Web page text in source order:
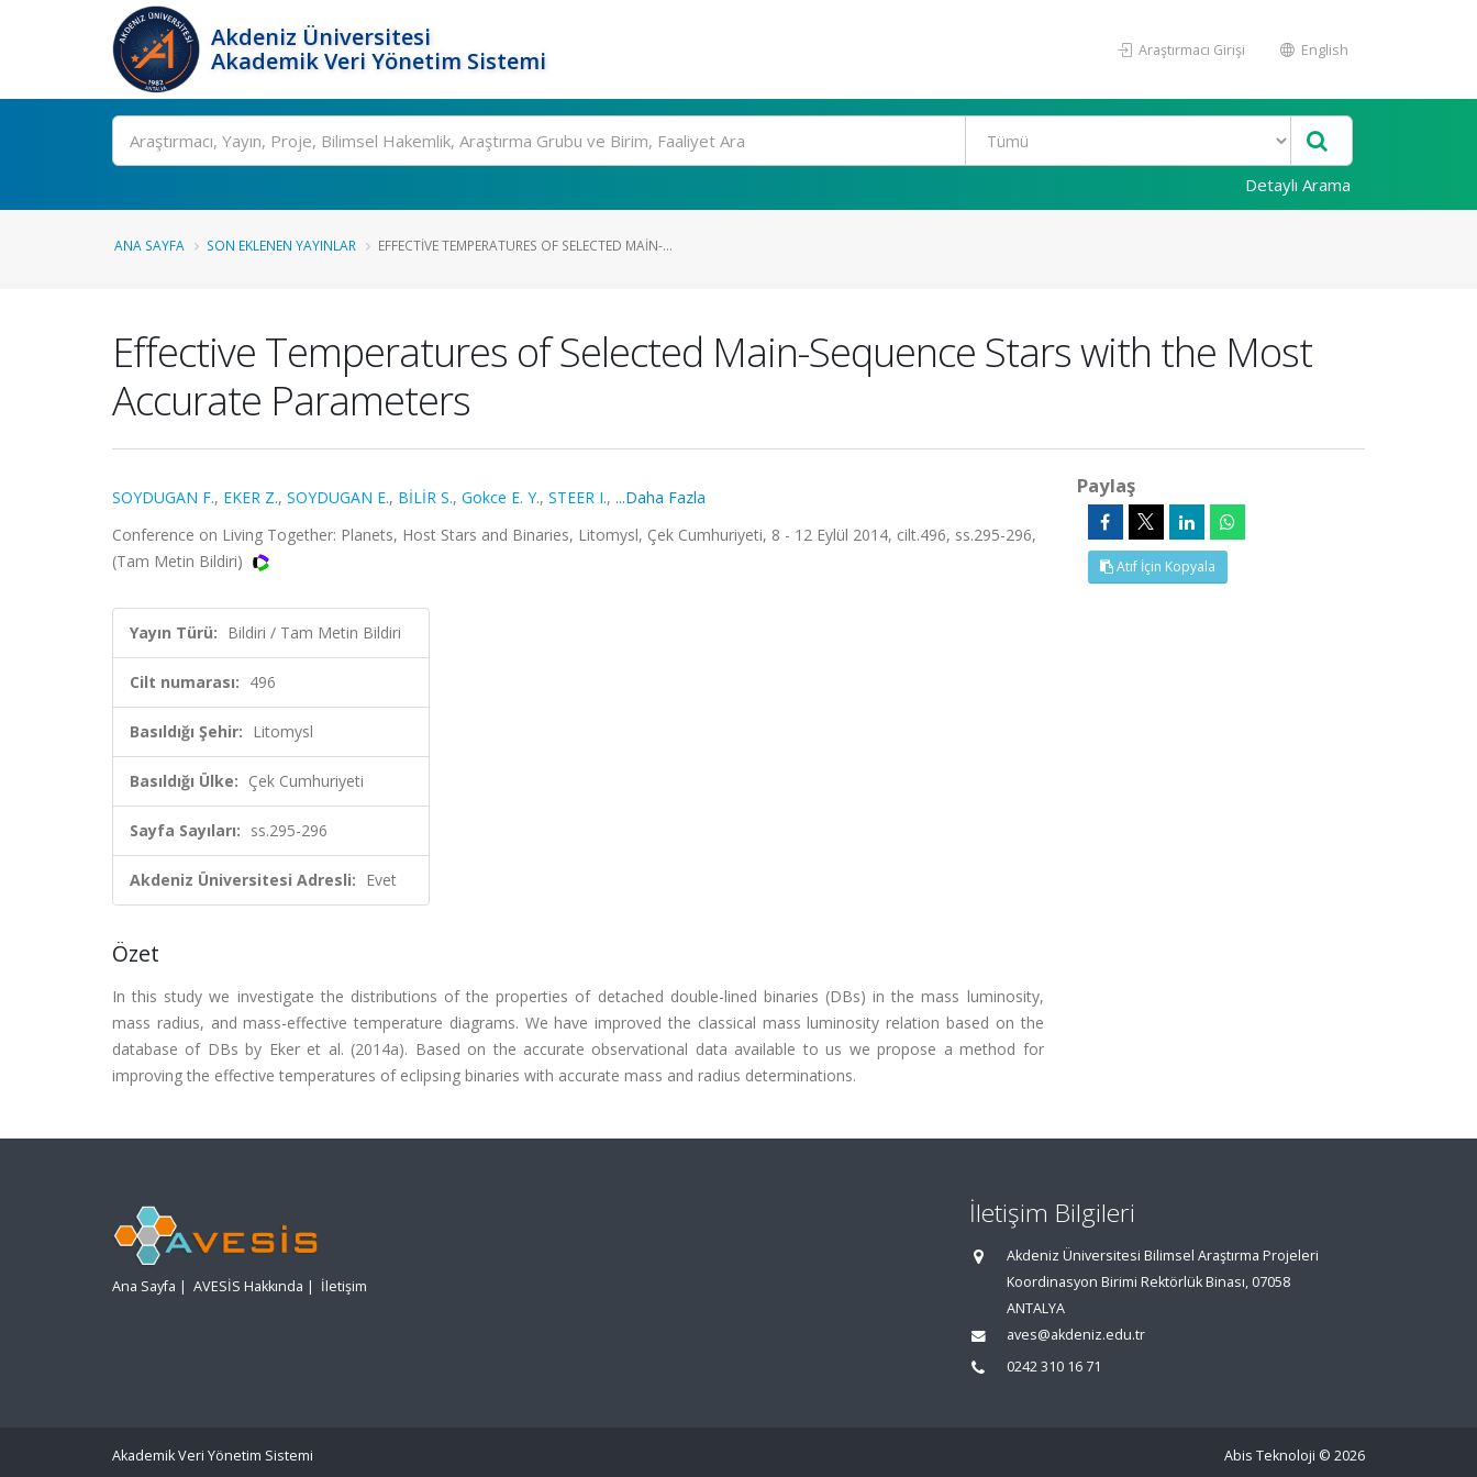
Akdeniz Üniversitesi
Akademik Veri Yönetim Sistemi
Araştırmacı Girişi English
Ara
Detaylı Arama
ANA SAYFA SON EKLENEN YAYINLAR EFFECTIVE TEMPERATURES OF SELECTED MAIN-...
Effective Temperatures of Selected Main-Sequence Stars with the Most
Accurate Parameters
SOYDUGAN F., EKER Z., SOYDUGAN E., BİLİR S., Gokce E. Y., STEER I., ...Daha Fazla
Conference on Living Together: Planets, Host Stars and Binaries, Litomysl, Çek Cumhuriyeti, 8 - 12 Eylül 2014, cilt.496, ss.295-296,
(Tam Metin Bildiri)
Yayın Türü: Bildiri / Tam Metin Bildiri
Cilt numarası: 496
Basıldığı Şehir: Litomysl
Basıldığı Ülke: Çek Cumhuriyeti
Sayfa Sayıları: ss.295-296
Akdeniz Üniversitesi Adresli: Evet
Özet
In this study we investigate the distributions of the properties of detached double-lined binaries (DBs) in the mass luminosity,
mass radius, and mass-effective temperature diagrams. We have improved the classical mass luminosity relation based on the
database of DBs by Eker et al. (2014a). Based on the accurate observational data available to us we propose a method for
improving the effective temperatures of eclipsing binaries with accurate mass and radius determinations.
Paylaş
Atıf İçin Kopyala
Ana Sayfa | AVESİS Hakkında | İletişim
İletişim Bilgileri
Akdeniz Üniversitesi Bilimsel Araştırma Projeleri
Koordinasyon Birimi Rektörlük Binası, 07058
ANTALYA
aves@akdeniz.edu.tr
0242 310 16 71
Akademik Veri Yönetim Sistemi Abis Teknoloji © 2026